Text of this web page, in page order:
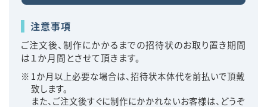
注意事項
ご注文後、制作にかかるまでの招待状のお取り置き期間
は１か月間とさせて頂きます。
1か月以上必要な場合は、招待状本体代を前払いで頂戴
致します。
また、ご注文後すぐに制作にかかれないお客様は、どうぞ